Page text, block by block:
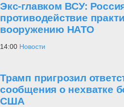
Экс-главком ВСУ:
противодействие
вооружению НАТО
14:00 Новости
Трамп пригрозил
сообщения о нехватке
США